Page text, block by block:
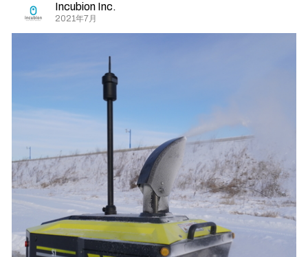
Incubion Inc.
2021年7月